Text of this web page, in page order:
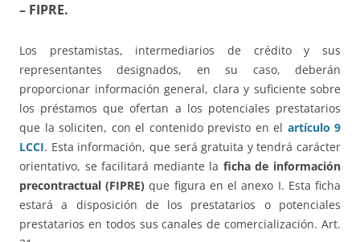
– FIPRE.
Los prestamistas, intermediarios de crédito y sus
representantes designados, en su caso, deberán
proporcionar información general, clara y suficiente sobre
los préstamos que ofertan a los potenciales prestatarios
que la soliciten, con el contenido previsto en el artículo 9
LCCI. Esta información, que será gratuita y tendrá carácter
orientativo, se facilitará mediante la ficha de información
precontractual (FIPRE) que figura en el anexo I. Esta ficha
estará a disposición de los prestatarios o potenciales
prestatarios en todos sus canales de comercialización. Art.